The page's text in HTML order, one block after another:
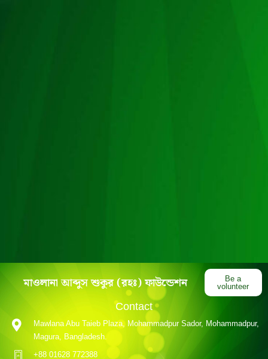
মাওলানা আব্দুস শুকুর (রহঃ) ফাউন্ডেশন
Be a
volunteer
Contact
Mawlana Abu Taieb Plaza, Mohammadpur Sador, Mohammadpur,
Magura, Bangladesh.
+88 01628 772388